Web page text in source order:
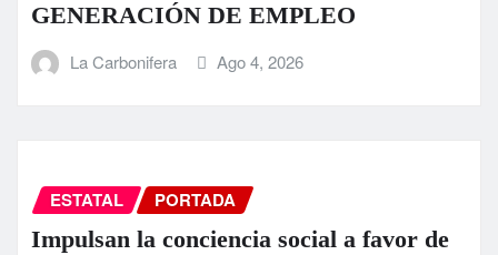
GENERACIÓN DE EMPLEO
La Carbonifera Ago 4, 2026
ESTATAL PORTADA
Impulsan la conciencia social a favor de